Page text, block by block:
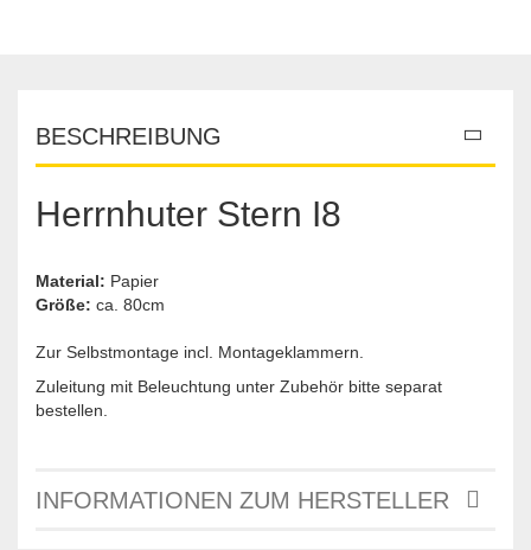
BESCHREIBUNG
Herrnhuter Stern I8
Material: Papier
Größe: ca. 80cm
Zur Selbstmontage incl. Montageklammern.
Zuleitung mit Beleuchtung unter Zubehör bitte separat
bestellen.
INFORMATIONEN ZUM HERSTELLER